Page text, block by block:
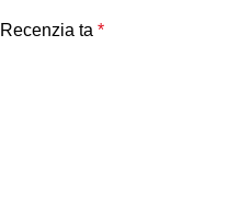
Recenzia ta *